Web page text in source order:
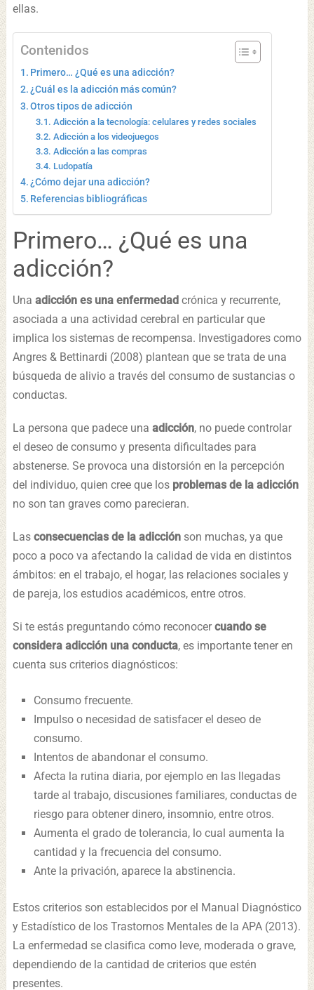
ellas.
Contenidos
Primero… ¿Qué es una adicción?
¿Cuál es la adicción más común?
Otros tipos de adicción
Adicción a la tecnología: celulares y redes sociales
Adicción a los videojuegos
Adicción a las compras
Ludopatía
¿Cómo dejar una adicción?
Referencias bibliográficas
Primero… ¿Qué es una
adicción?
Una adicción es una enfermedad crónica y recurrente,
asociada a una actividad cerebral en particular que
implica los sistemas de recompensa. Investigadores como
Angres & Bettinardi (2008) plantean que se trata de una
búsqueda de alivio a través del consumo de sustancias o
conductas.
La persona que padece una adicción, no puede controlar
el deseo de consumo y presenta dificultades para
abstenerse. Se provoca una distorsión en la percepción
del individuo, quien cree que los problemas de la adicción
no son tan graves como parecieran.
Las consecuencias de la adicciónson muchas, ya que
poco a poco va afectando la calidad de vida en distintos
ámbitos: en el trabajo, el hogar, las relaciones sociales y
de pareja, los estudios académicos, entre otros.
Si te estás preguntando cómo reconocercuando se
considera adicción una conducta, es importante tener en
cuenta sus criterios diagnósticos:
Consumo frecuente.
Impulso o necesidad de satisfacer el deseo de
consumo.
Intentos de abandonar el consumo.
Afecta la rutina diaria, por ejemplo en las llegadas
tarde al trabajo, discusiones familiares, conductas de
riesgo para obtener dinero, insomnio, entre otros.
Aumenta el grado de tolerancia, lo cual aumenta la
cantidad y la frecuencia del consumo.
Ante la privación, aparece la abstinencia.
Estos criterios son establecidos por el Manual Diagnóstico
y Estadístico de los Trastornos Mentales de la APA (2013).
La enfermedad se clasifica como leve, moderada o grave,
dependiendo de la cantidad de criterios que estén
presentes.